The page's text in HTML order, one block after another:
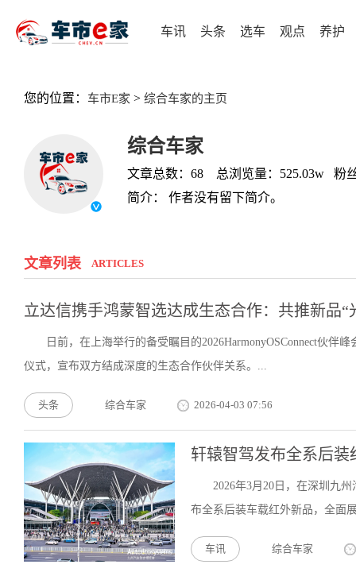
车讯 头条 选车 观点 养护
您的位置： 车市E家 > 综合车家的主页
综合车家
文章总数：68 总浏览量：525.03w 粉
简介： 作者没有留下简介。
文章列表 ARTICLES
立达信携手鸿蒙智选达成生态合作：共推新品
日前，在上海举行的备受瞩目的2026HarmonyOSConnect伙
仪式，宣布双方结成深度的生态合作伙伴关系。...
头条 综合车家 2026-04-03 07:56
轩辕智驾发布全系后装
2026年3月20日，在深圳九
布全系后装车载红外新品，全面
车讯 综合车家